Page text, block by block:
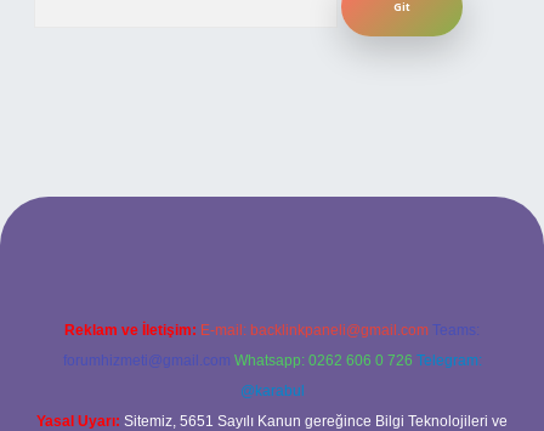
Reklam ve İletişim: E-mail: backlinkpaneli@gmail.com Teams:
forumhizmeti@gmail.com Whatsapp: 0262 606 0 726 Telegram:
@karabul
Yasal Uyarı: Sitemiz, 5651 Sayılı Kanun gereğince Bilgi Teknolojileri ve